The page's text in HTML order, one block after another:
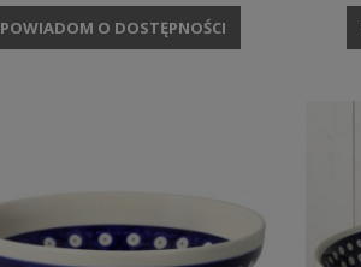
POWIADOM O DOSTĘPNOŚCI